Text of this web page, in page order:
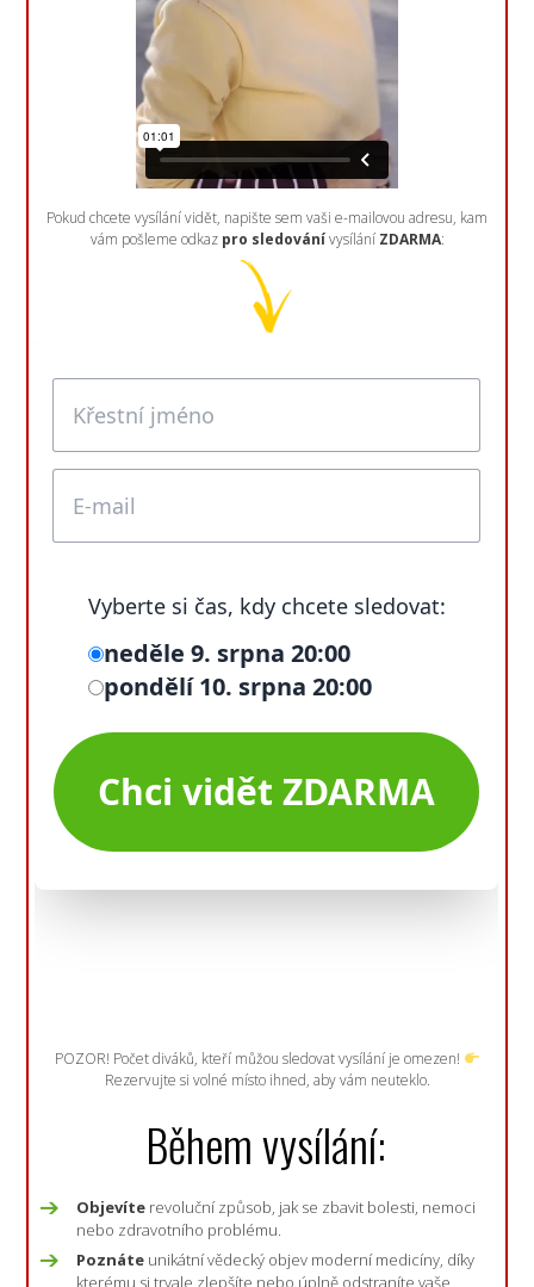
Pokud chcete vysílání vidět, napište sem vaši e-mailovou adresu, kam
vám pošleme odkaz pro sledovánívysílání ZDARMA:
POZOR! Počet diváků, kteří můžou sledovat vysílání je omezen!
Rezervujte si volné místo ihned, aby vám neuteklo.
Během vysílání:
Objevíte revoluční způsob, jak se zbavit bolesti, nemoci
nebo zdravotního problému.
Poznáte unikátní vědecký objev moderní medicíny, díky
kterému si trvale zlepšíte nebo úplně odstraníte vaše